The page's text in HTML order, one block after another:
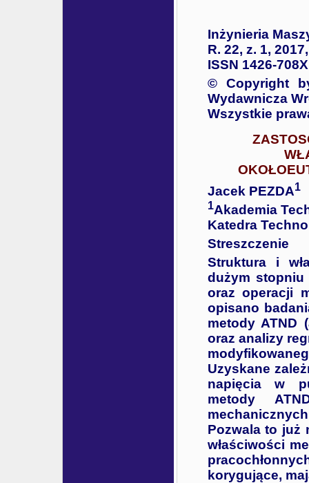
Inżynieria
R. 22, z. 1,
ISSN 1426-708X
© Copyright
Wydawnicza
Wszystkie
Jacek PEZDA1
1Akademia
Katedra
Streszczenie
Struktura i
dużym stopniu
oraz operacji
opisano
metody ATND
oraz analizy
Uzyskane
napięcia w
metody
Pozwala to już
właściwości
korygujące,